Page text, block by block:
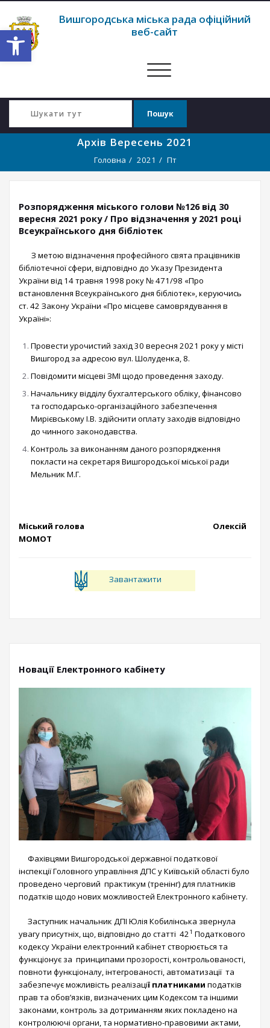
Відкрити Панель інструментів
Вишгородська міська рада офіційний
веб-сайт
Перемкнути
Архів Вересень 2021
Головна 2021 Пт
Розпорядження міського голови №126 від 30
вересня 2021 року / Про відзначення у 2021 році
Всеукраїнського дня бібліотек
З метою відзначення професійного свята працівників
бібліотечної сфери, відповідно до Указу Президента
України від 14 травня 1998 року № 471/98 «Про
встановлення Всеукраїнського дня бібліотек», керуючись
ст. 42 Закону України «Про місцеве самоврядування в
Україні»:
Провести урочистий захід 30 вересня 2021 року у місті
Вишгород за адресою вул. Шолуденка, 8.
Повідомити місцеві ЗМІ щодо проведення заходу.
Начальнику відділу бухгалтерського обліку, фінансово
та господарсько-організаційного забезпечення
Мирієвському І.В. здійснити оплату заходів відповідно
до чинного законодавства.
Контроль за виконанням даного розпорядження
покласти на секретаря Вишгородської міської ради
Мельник М.Г.
Міський голова Олексій
МОМОТ
Завантажити
Новації Електронного кабінету
Фахівцями Вишгородської державної податкової
інспекції Головного управління ДПС у Київській області було
проведено черговий практикум (тренінг) для платників
податків щодо нових можливостей Електронного кабінету.
Заступник начальник ДПІ Юлія Кобилінська звернула
увагу присутніх, що, відповідно до статті 421 Податкового
кодексу України електронний кабінет створюється та
функціонує за принципами прозорості, контрольованості,
повноти функціоналу, інтегрованості, автоматизації та
забезпечує можливість реалізації платниками податків
прав та обов’язків, визначених цим Кодексом та іншими
законами, контроль за дотриманням яких покладено на
контролюючі органи, та нормативно-правовими актами,